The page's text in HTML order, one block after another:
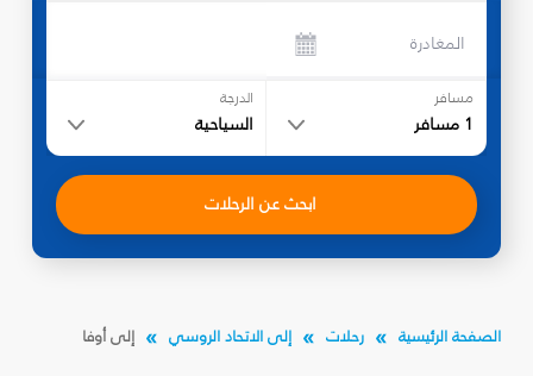
المغادرة
مسافر
1 مسافر
الدرجة
السياحية
ابحث عن الرحلات
الصفحة الرئيسية رحلات إلى الاتحاد الروسي إلى أوفا